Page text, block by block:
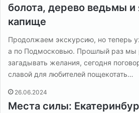
болота, дерево ведьмы и
капище
Продолжаем экскурсию, но теперь
а по Подмосковью. Прошлый раз мы
загадывать желания, сегодня
славой для любителей пощекотать…
26.06.2024
Места силы: